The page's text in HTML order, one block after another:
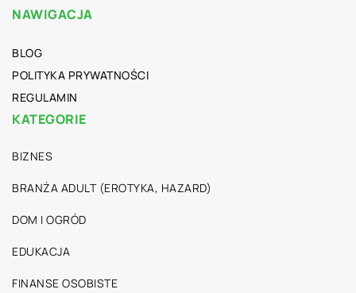
NAWIGACJA
BLOG
POLITYKA PRYWATNOŚCI
REGULAMIN
KATEGORIE
BIZNES
BRANŻA ADULT (EROTYKA, HAZARD)
DOM I OGRÓD
EDUKACJA
FINANSE OSOBISTE